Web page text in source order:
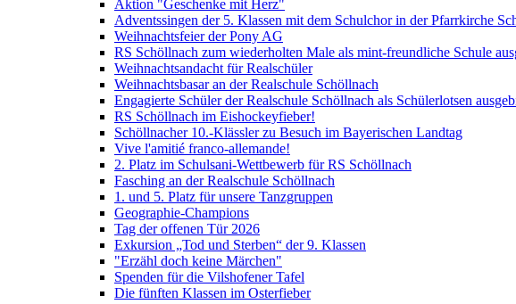
Aktion "Geschenke mit Herz"
Adventssingen der 5. Klassen mit dem Schulchor in der Pfarrkirche
Weihnachtsfeier der Pony AG
RS Schöllnach zum wiederholten Male als mint-freundliche Schule
Weihnachtsandacht für Realschüler
Weihnachtsbasar an der Realschule Schöllnach
Engagierte Schüler der Realschule Schöllnach als Schülerlotsen
RS Schöllnach im Eishockeyfieber!
Schöllnacher 10.-Klässler zu Besuch im Bayerischen Landtag
Vive l'amitié franco-allemande!
2. Platz im Schulsani-Wettbewerb für RS Schöllnach
Fasching an der Realschule Schöllnach
1. und 5. Platz für unsere Tanzgruppen
Geographie-Champions
Tag der offenen Tür 2026
Exkursion „Tod und Sterben“ der 9. Klassen
"Erzähl doch keine Märchen"
Spenden für die Vilshofener Tafel
Die fünften Klassen im Osterfieber